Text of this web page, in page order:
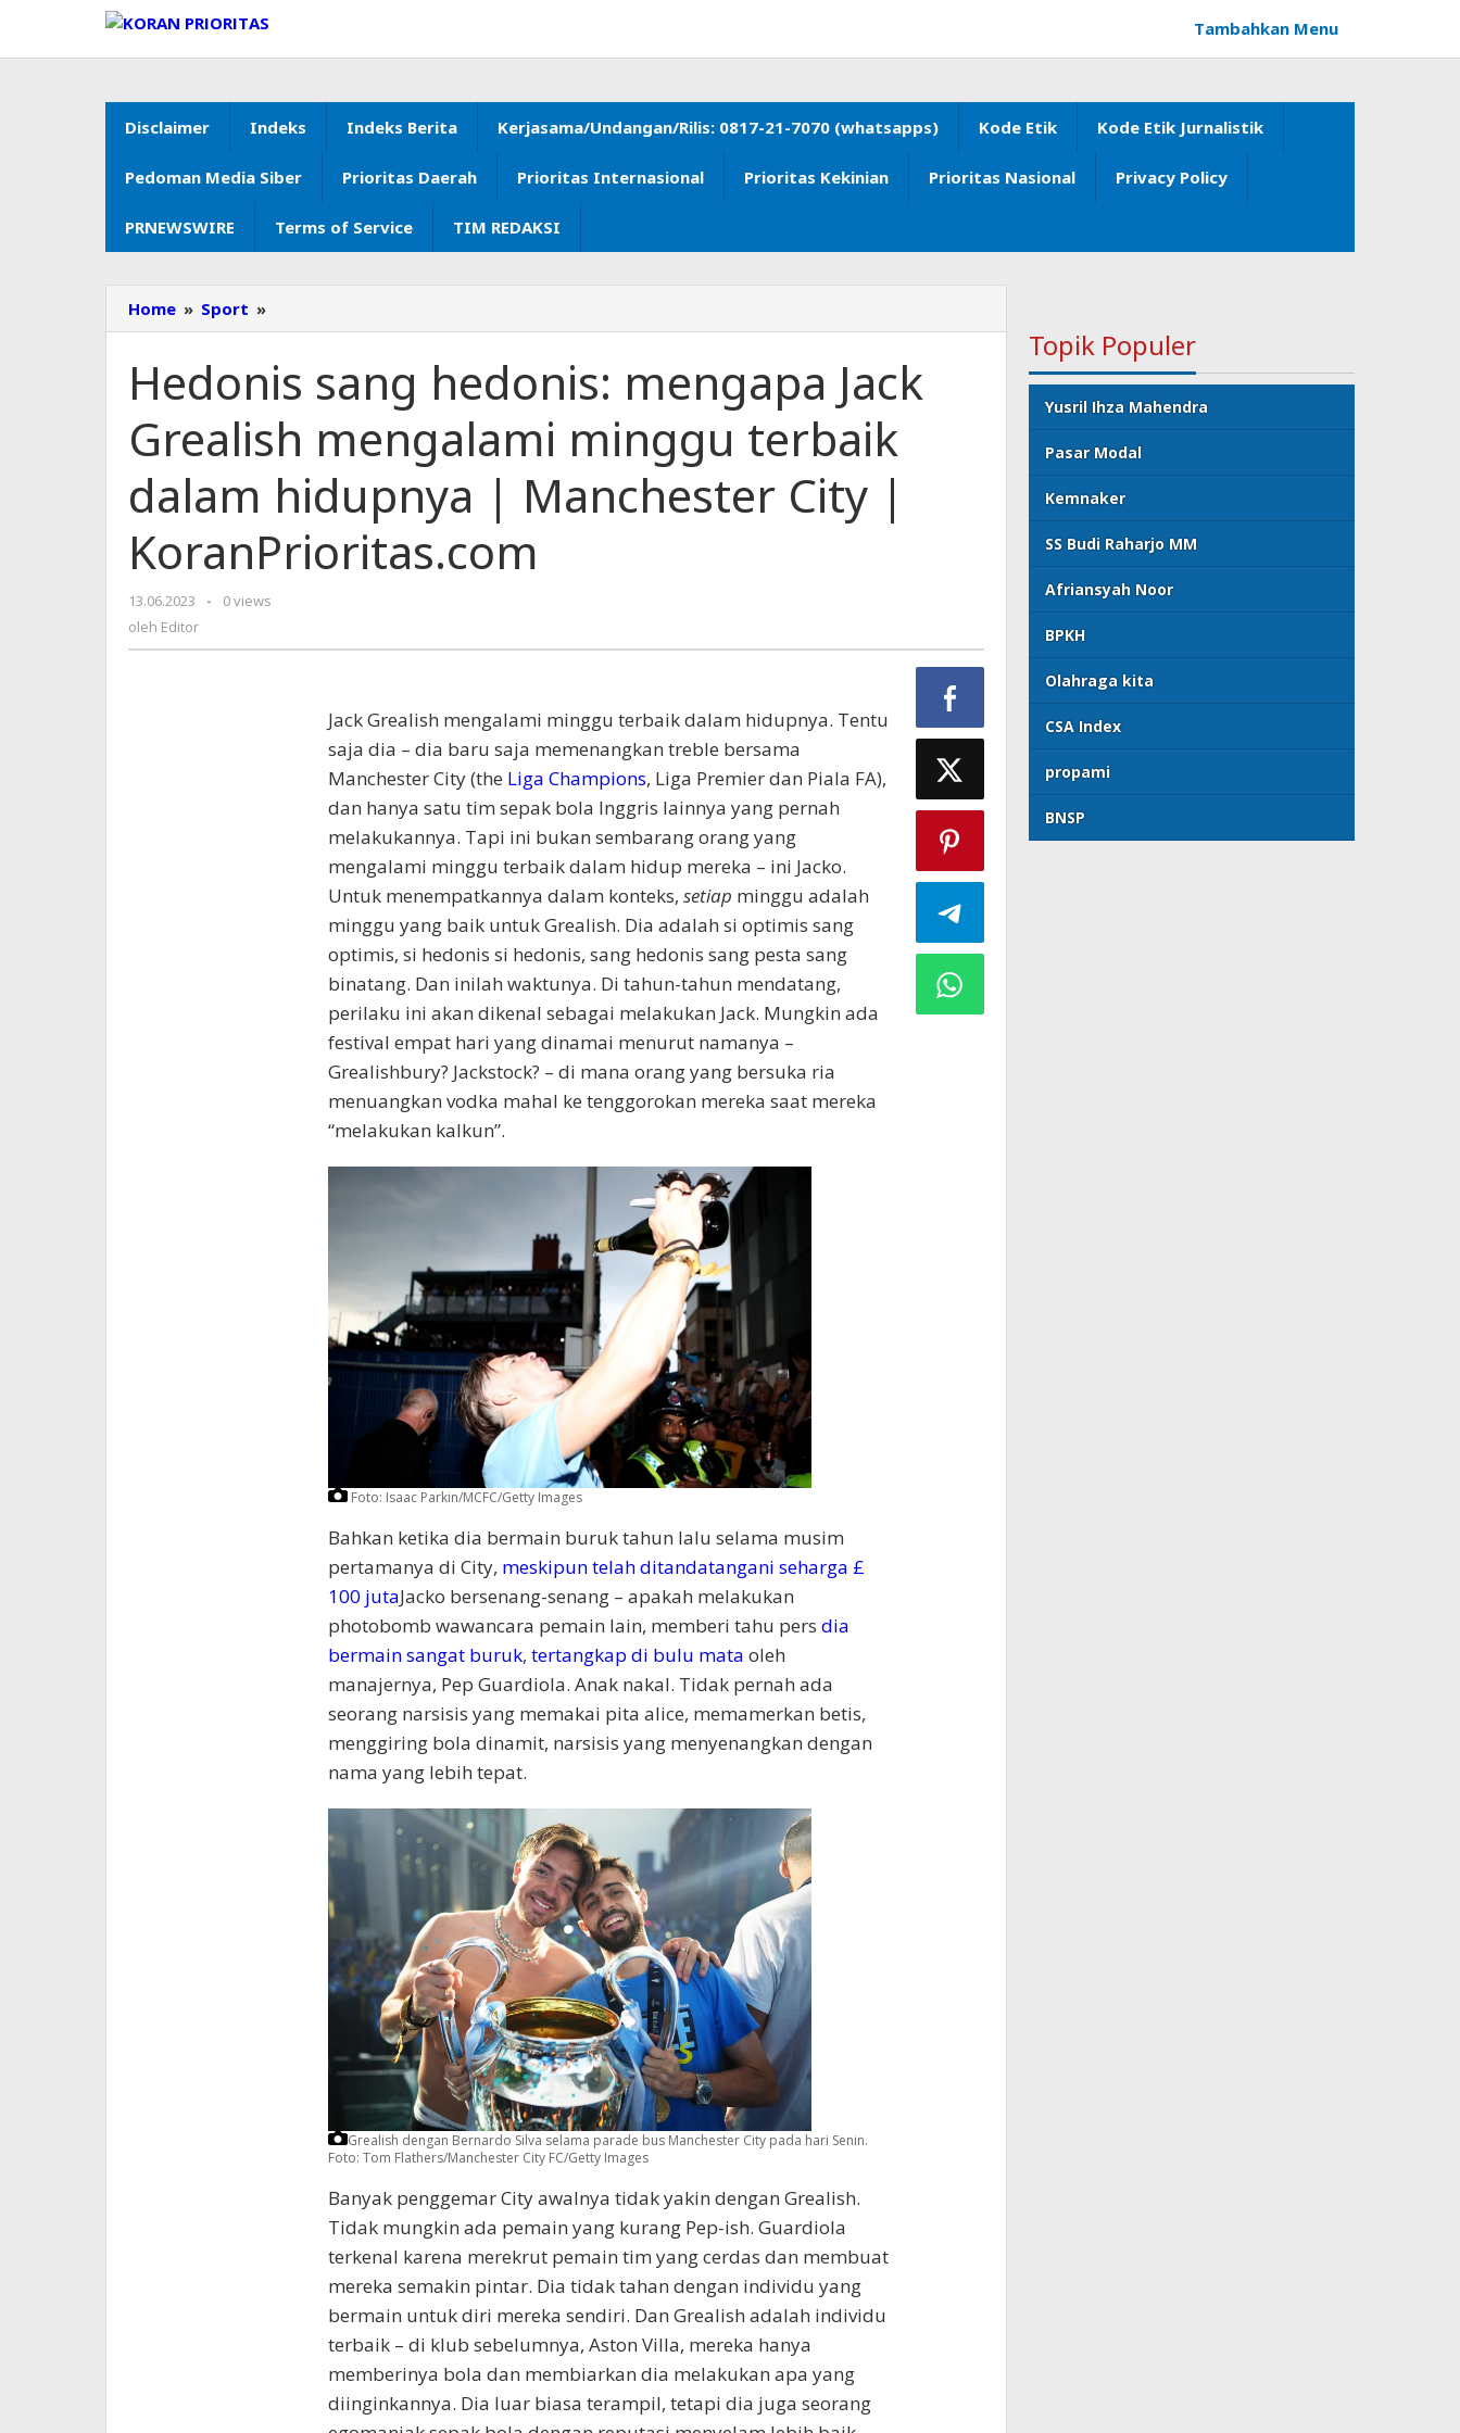
konten
Tambahkan Menu
Disclaimer Indeks Indeks Berita Kerjasama/Undangan/Rilis: 0817-21-7070 (whatsapps) Kode Etik Kode Etik Jurnalistik
Pedoman Media Siber Prioritas Daerah Prioritas Internasional Prioritas Kekinian Prioritas Nasional Privacy Policy
PRNEWSWIRE Terms of Service TIM REDAKSI
Home » Sport »
sang
mengapa
Jack
Grealish
mengalami
minggu
terbaik
hidupnya
Manchester
|
Hedonis sang hedonis: mengapa Jack
Grealish mengalami minggu terbaik
dalam hidupnya | Manchester City |
KoranPrioritas.com
13.06.2023
oleh
-
0 views
oleh Editor
Jack Grealish mengalami minggu terbaik dalam hidupnya. Tentu
saja dia – dia baru saja memenangkan treble bersama
Manchester City (the Liga Champions, Liga Premier dan Piala FA),
dan hanya satu tim sepak bola Inggris lainnya yang pernah
melakukannya. Tapi ini bukan sembarang orang yang
mengalami minggu terbaik dalam hidup mereka – ini Jacko.
Untuk menempatkannya dalam konteks, setiap minggu adalah
minggu yang baik untuk Grealish. Dia adalah si optimis sang
optimis, si hedonis si hedonis, sang hedonis sang pesta sang
binatang. Dan inilah waktunya. Di tahun-tahun mendatang,
perilaku ini akan dikenal sebagai melakukan Jack. Mungkin ada
festival empat hari yang dinamai menurut namanya –
Grealishbury? Jackstock? – di mana orang yang bersuka ria
menuangkan vodka mahal ke tenggorokan mereka saat mereka
“melakukan kalkun”.
Foto: Isaac Parkin/MCFC/Getty Images
Bahkan ketika dia bermain buruk tahun lalu selama musim
pertamanya di City, meskipun telah ditandatangani seharga £
100 jutaJacko bersenang-senang – apakah melakukan
photobomb wawancara pemain lain, memberi tahu pers dia
bermain sangat buruk, tertangkap di bulu mata oleh
manajernya, Pep Guardiola. Anak nakal. Tidak pernah ada
seorang narsisis yang memakai pita alice, memamerkan betis,
menggiring bola dinamit, narsisis yang menyenangkan dengan
nama yang lebih tepat.
Grealish dengan Bernardo Silva selama parade bus Manchester City pada hari Senin.
Foto: Tom Flathers/Manchester City FC/Getty Images
Banyak penggemar City awalnya tidak yakin dengan Grealish.
Tidak mungkin ada pemain yang kurang Pep-ish. Guardiola
terkenal karena merekrut pemain tim yang cerdas dan membuat
mereka semakin pintar. Dia tidak tahan dengan individu yang
bermain untuk diri mereka sendiri. Dan Grealish adalah individu
terbaik – di klub sebelumnya, Aston Villa, mereka hanya
memberinya bola dan membiarkan dia melakukan apa yang
diinginkannya. Dia luar biasa terampil, tetapi dia juga seorang
Topik Populer
Yusril Ihza Mahendra
Pasar Modal
Kemnaker
SS Budi Raharjo MM
Afriansyah Noor
BPKH
Olahraga kita
CSA Index
propami
BNSP